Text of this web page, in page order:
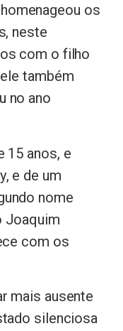
os
neste
com o filho
também
no ano
15 anos, e
e de um
nome
Joaquim
com os
mais ausente
silenciosa